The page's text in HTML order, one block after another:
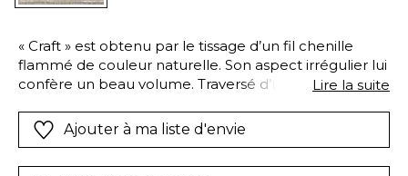
« Craft » est obtenu par le tissage d’un fil chenille
flammé de couleur naturelle. Son aspect irrégulier lui
confère un beau volume. Traversé d’une rayure
confection de sièges.
Lire la suite
Ajouter à ma liste d'envie